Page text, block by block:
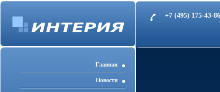
+7 (495) 175-43-
Главная
Новости